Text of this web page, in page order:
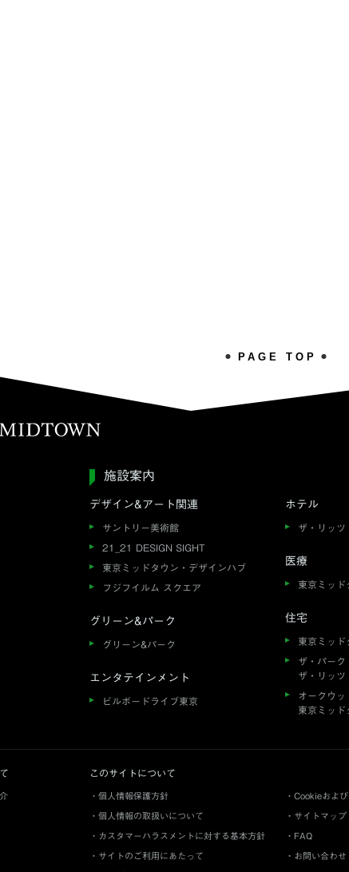
PAGE TOP
施設案内
デザイン&アート関連
サントリー美術館
21_21 DESIGN SIGHT
東京ミッドタウン・デザインハブ
フジフイルム スクエア
グリーン&パーク
グリーン&パーク
エンタテインメント
ビルボードライブ東京
ホテル
ザ・リッツ
医療
東京ミッド
住宅
東京ミッド
ザ・パーク
ザ・リッツ
オークウッ
東京ミッド
このサイトについて
個人情報保護方針
個人情報の取扱いについて
カスタマーハラスメントに対する基本方針
サイトのご利用にあたって
Cookieおよ
サイトマップ
FAQ
お問い合わせ